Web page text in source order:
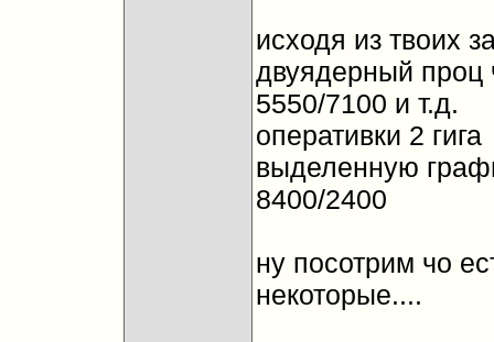
исходя из твоих
двуядерный проц
5550/7100 и т.д.
оперативки 2 гига
выделенную
8400/2400
ну посотрим чо
некоторые....